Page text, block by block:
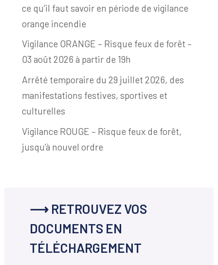
ce qu’il faut savoir en période de vigilance
orange incendie
Vigilance ORANGE – Risque feux de forêt –
03 août 2026 à partir de 19h
Arrêté temporaire du 29 juillet 2026, des
manifestations festives, sportives et
culturelles
Vigilance ROUGE – Risque feux de forêt,
jusqu’à nouvel ordre
⟶ RETROUVEZ VOS
DOCUMENTS EN
TÉLÉCHARGEMENT